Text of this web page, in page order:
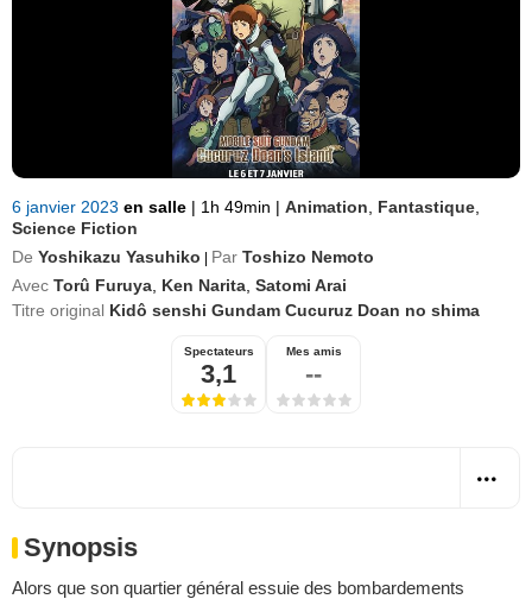
6 janvier 2023 en salle | 1h 49min | Animation Fantastique
Science Fiction
De Yoshikazu Yasuhiko Par Toshizo Nemoto
Avec Torû Furuya Ken Narita Satomi Arai
Titre original Kidô senshi Gundam Cucuruz Doan no shima
Spectateurs
3,1
Mes amis
--
Synopsis
Alors que son quartier général essuie des bombardements